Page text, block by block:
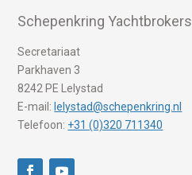
Schepenkring Yachtbrokers
Secretariaat
Parkhaven 3
8242 PE Lelystad
E-mail: lelystad@schepenkring.nl
Telefoon: +31 (0)320 711340